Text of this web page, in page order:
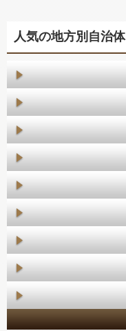
人気の地方別自治体